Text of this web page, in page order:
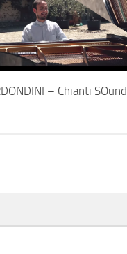
– Chianti SOund